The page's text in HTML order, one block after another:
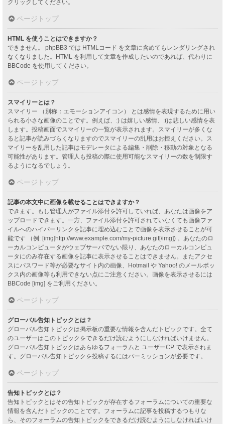
クリックしてください。
ページトップ
HTML を使うことはできますか？
できません。 phpBB3 では HTMLコード を文章に含めてもレンダリングされ
なくなりました。HTML を利用して文章を作成したいのであれば、代わりに
BBCode を使用してください。
ページトップ
スマイリーとは？
スマイリー （別称：エモーションアイコン） とは感情を表現するために用い
られる小さな画像のことです。例えば、:) は嬉しい感情、:(は悲しい感情を表
します。投稿画面でスマイリーの一覧が表示されます。スマイリーが多くな
ると記事が読みづらくなりますのでスマイリーの乱用はお控えください。ス
マイリーを乱用した記事はモデレータによる編集・削除・移動の対象となる
可能性があります。管理人も投稿の際に使用可能なスマイリーの数を制限す
るようになるでしょう。
ページトップ
記事の本文中に画像を載せることはできますか？
できます。もし管理人がファイル添付を許可していれば、あなたは画像をア
ップロードできます。一方、ファイル添付を許可されていなくても画像ファ
イルへのハイパーリンクを記事に埋め込むことで画像を表示させることが可
能です （例: [img]http://www.example.com/my-picture.gif[/img]) 。あなたのロ
ーカルコンピュータがウェブサーバでない限り、あなたのローカルコンピュ
ータにのみ存在する画像を記事に表示させることはできません。またアクセ
スにパスワード等が必要なサイト内の画像、Hotmail や Yahoo! のメールボッ
クス内の画像等も利用できない点にご注意ください。画像を表示させるには
BBCode [img] をご利用ください。
ページトップ
グローバル告知トピックとは？
グローバル告知トピックは掲示板の重要な情報を含んだトピックです。全て
のユーザーはこのトピックをできるだけ読むようにしなければいけません。
グローバル告知トピックはあらゆるフォーラムと ユーザーCP で表示されま
す。グローバル告知トピックを投稿するにはパーミッションが必要です。
ページトップ
告知トピックとは？
告知トピックとはその告知トピックが存在するフォーラムについての重要な
情報を含んだトピックのことです。フォーラムに記事を投稿するつもりな
ら、そのフォーラムの告知トピックをできるだけ読むようにしなければいけ